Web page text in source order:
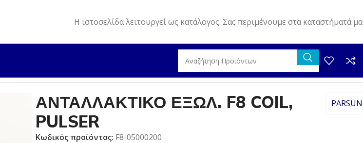
Η ιστοσελίδα λειτουργεί ως κατάλογος. Σας περιμένουμε στα καταστήματά
ΑΝΤΑΛΛΑΚΤΙΚΟ ΕΞΩΛ. F8 COIL,
PULSER
PARSUN
Κωδικός προϊόντος: F8-05000200